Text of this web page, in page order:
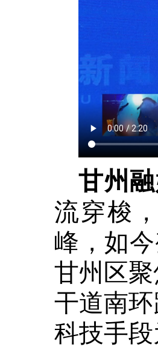
甘州
流穿梭
峰，如
甘州区
干道南
科技手